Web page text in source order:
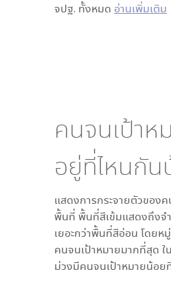
จปฐ. ทั้งหมด อ่านเพิ่มเติม
คนจนเป้า
อยู่ที่ไหนกัน
แสดงการกระจายตัวของ
พื้นที่ พื้นที่สีเข้มแสดงถึงจ
เยอะกว่าพื้นที่สีอ่อน โดยห
คนจนเป้าหมายมากที่สุด
ม่วงมีคนจนเป้าหมายน้อย